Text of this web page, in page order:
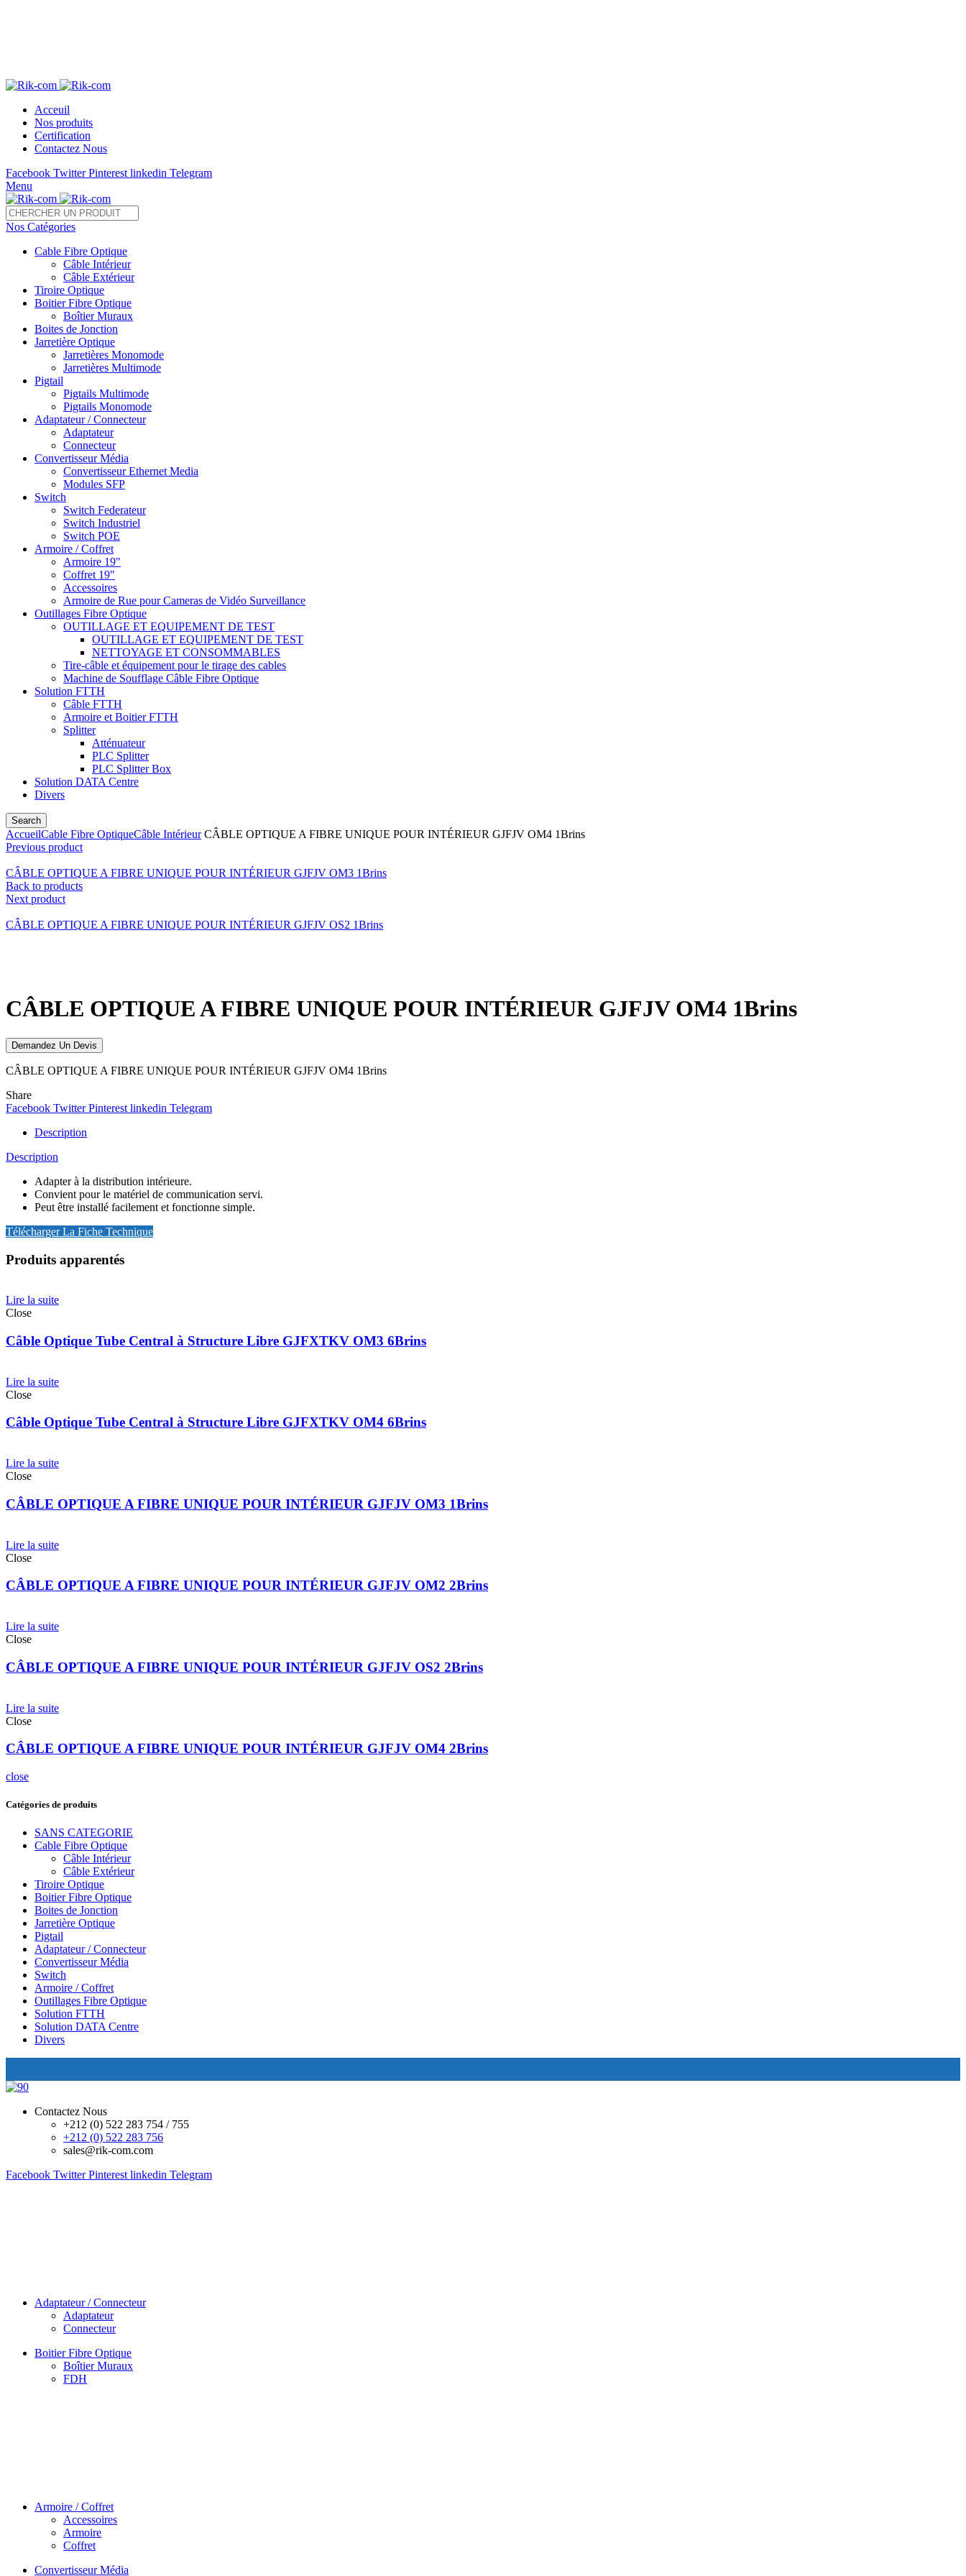
Acceuil
Nos produits
Certification
Contactez Nous
Facebook Twitter Pinterest linkedin Telegram
Menu
Nos Catégories
Cable Fibre Optique
Câble Intérieur
Câble Extérieur
Tiroire Optique
Boitier Fibre Optique
Boîtier Muraux
Boites de Jonction
Jarretière Optique
Jarretières Monomode
Jarretières Multimode
Pigtail
Pigtails Multimode
Pigtails Monomode
Adaptateur / Connecteur
Adaptateur
Connecteur
Convertisseur Média
Convertisseur Ethernet Media
Modules SFP
Switch
Switch Federateur
Switch Industriel
Switch POE
Armoire / Coffret
Armoire 19"
Coffret 19"
Accessoires
Armoire de Rue pour Cameras de Vidéo Surveillance
Outillages Fibre Optique
OUTILLAGE ET EQUIPEMENT DE TEST
OUTILLAGE ET EQUIPEMENT DE TEST
NETTOYAGE ET CONSOMMABLES
Tire-câble et équipement pour le tirage des cables
Machine de Soufflage Câble Fibre Optique
Solution FTTH
Câble FTTH
Armoire et Boitier FTTH
Splitter
Atténuateur
PLC Splitter
PLC Splitter Box
Solution DATA Centre
Divers
Search
AccueilCable Fibre OptiqueCâble IntérieurCÂBLE OPTIQUE A FIBRE UNIQUE POUR INTÉRIEUR GJFJV OM4 1Brins
Previous product
CÂBLE OPTIQUE A FIBRE UNIQUE POUR INTÉRIEUR GJFJV OM3 1Brins
Back to products
Next product
CÂBLE OPTIQUE A FIBRE UNIQUE POUR INTÉRIEUR GJFJV OS2 1Brins
CÂBLE OPTIQUE A FIBRE UNIQUE POUR INTÉRIEUR GJFJV OM4 1Brins
Demandez Un Devis
CÂBLE OPTIQUE A FIBRE UNIQUE POUR INTÉRIEUR GJFJV OM4 1Brins
Share
Facebook Twitter Pinterest linkedin Telegram
Description
Description
Adapter à la distribution intérieure.
Convient pour le matériel de communication servi.
Peut être installé facilement et fonctionne simple.
Télécharger La Fiche Technique
Produits apparentés
Lire la suite
Close
Câble Optique Tube Central à Structure Libre GJFXTKV OM3 6Brins
Lire la suite
Close
Câble Optique Tube Central à Structure Libre GJFXTKV OM4 6Brins
Lire la suite
Close
CÂBLE OPTIQUE A FIBRE UNIQUE POUR INTÉRIEUR GJFJV OM3 1Brins
Lire la suite
Close
CÂBLE OPTIQUE A FIBRE UNIQUE POUR INTÉRIEUR GJFJV OM2 2Brins
Lire la suite
Close
CÂBLE OPTIQUE A FIBRE UNIQUE POUR INTÉRIEUR GJFJV OS2 2Brins
Lire la suite
Close
CÂBLE OPTIQUE A FIBRE UNIQUE POUR INTÉRIEUR GJFJV OM4 2Brins
close
Catégories de produits
SANS CATEGORIE
Cable Fibre Optique
Câble Intérieur
Câble Extérieur
Tiroire Optique
Boitier Fibre Optique
Boites de Jonction
Jarretière Optique
Pigtail
Adaptateur / Connecteur
Convertisseur Média
Switch
Armoire / Coffret
Outillages Fibre Optique
Solution FTTH
Solution DATA Centre
Divers
Contactez Nous
+212 (0) 522 283 754 / 755
+212 (0) 522 283 756
sales@rik-com.com
Facebook Twitter Pinterest linkedin Telegram
Adaptateur / Connecteur
Adaptateur
Connecteur
Boitier Fibre Optique
Boîtier Muraux
FDH
Armoire / Coffret
Accessoires
Armoire
Coffret
Convertisseur Média